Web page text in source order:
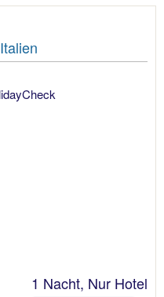
1 Nacht, Nur Hotel